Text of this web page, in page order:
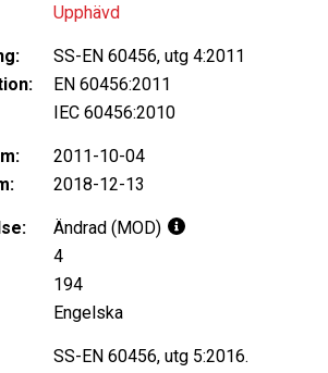
Upphävd
SS-EN 60456, utg 4:2011
EN 60456:2011
IEC 60456:2010
2011-10-04
2018-12-13
Ändrad (MOD)
4
194
Engelska
SS-EN 60456, utg 5:2016.